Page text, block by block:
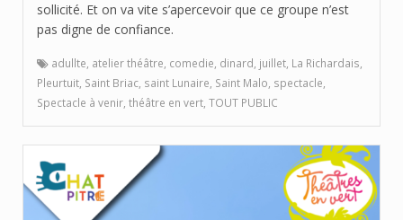
sollicité. Et on va vite s’apercevoir que ce groupe n’est
pas digne de confiance.
adullte, atelier théâtre, comedie, dinard, juillet, La Richardais,
Pleurtuit, Saint Briac, saint Lunaire, Saint Malo, spectacle,
Spectacle à venir, théâtre en vert, TOUT PUBLIC